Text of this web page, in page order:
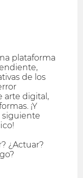
plataforma
de los
arte digital,
¡Y
siguiente
¿Actuar?